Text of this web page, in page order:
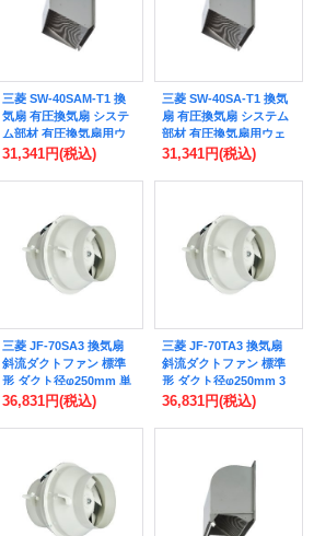
三菱 SW-40SAM-T1 換
気扇 有圧換気扇 システ
ム部材 有圧換気扇用ウ
ェザーカバー 適用有圧
排気形 防虫網標準装備
31,341円(税込)
三菱 SW-40SA-T1 換気
扇 有圧換気扇 システム
部材 有圧換気扇用ウェ
ザーカバー 適用有圧換
気形 防鳥網標準装備 受
31,341円(税込)
三菱 JF-70SA3 換気扇
斜流ダクトファン 標準
形 ダクト径φ250mm 単
相100V (JF-70SA2 後継
36,831円(税込)
三菱 JF-70TA3 換気扇
斜流ダクトファン 標準
形 ダクト径φ250mm 3
相200V (JF-70TA2 後継
36,831円(税込)